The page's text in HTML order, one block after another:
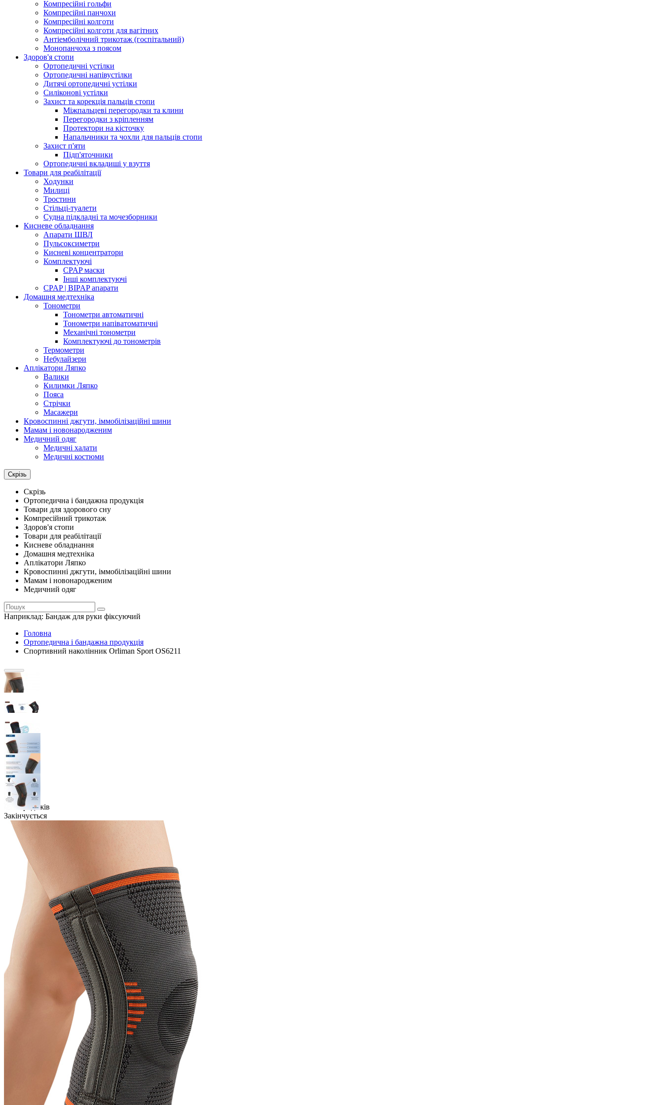
Компресійні гольфи
Компресійні панчохи
Компресійні колготи
Компресійні колготи для вагітних
Антіемболічний трикотаж (госпітальний)
Монопанчоха з поясом
Здоров'я стопи
Ортопедичні устілки
Ортопедичні напівустілки
Дитячі ортопедичні устілки
Силіконові устілки
Захист та корекція пальців стопи
Міжпальцеві перегородки та клини
Перегородки з кріпленням
Протектори на кісточку
Напальчники та чохли для пальців стопи
Захист п'яти
Підп'яточники
Ортопедичні вкладиші у взуття
Товари для реабілітації
Ходунки
Милиці
Тростини
Стільці-туалети
Судна підкладні та мочезборники
Кисневе обладнання
Апарати ШВЛ
Пульсоксиметри
Кисневі концентратори
Комплектуючі
CPAP маски
Інші комплектуючі
CPAP | BIPAP апарати
Домашня медтехніка
Тонометри
Тонометри автоматичні
Тонометри напіватоматичні
Механічні тонометри
Комплектуючі до тонометрів
Термометри
Небулайзери
Аплікатори Ляпко
Валики
Килимки Ляпко
Пояса
Стрічки
Масажери
Кровоспинні джгути, іммобілізаційні шини
Мамам і новонародженим
Медичний одяг
Медичні халати
Медичні костюми
Скрізь
Скрізь
Ортопедична і бандажна продукція
Товари для здорового сну
Компресійний трикотаж
Здоров'я стопи
Товари для реабілітації
Кисневе обладнання
Домашня медтехніка
Аплікатори Ляпко
Кровоспинні джгути, іммобілізаційні шини
Мамам і новонародженим
Медичний одяг
Наприклад: Бандаж для руки фіксуючий
Головна
Ортопедична і бандажна продукція
Спортивний наколінник Orliman Sport OS6211
Топ продажів
Закінчується